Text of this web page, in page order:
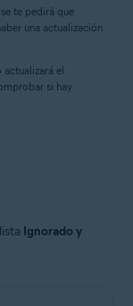
te pedirá que
una actualización
el
si hay
Ignorado y